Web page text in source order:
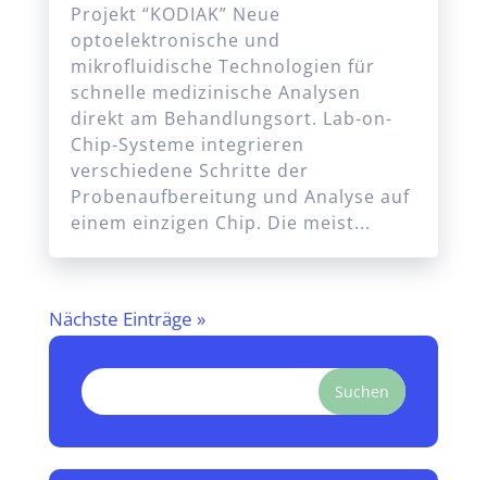
Projekt “KODIAK” Neue
optoelektronische und
mikrofluidische Technologien für
schnelle medizinische Analysen
direkt am Behandlungsort. Lab-on-
Chip-Systeme integrieren
verschiedene Schritte der
Probenaufbereitung und Analyse auf
einem einzigen Chip. Die meist...
Nächste Einträge »
Suchen